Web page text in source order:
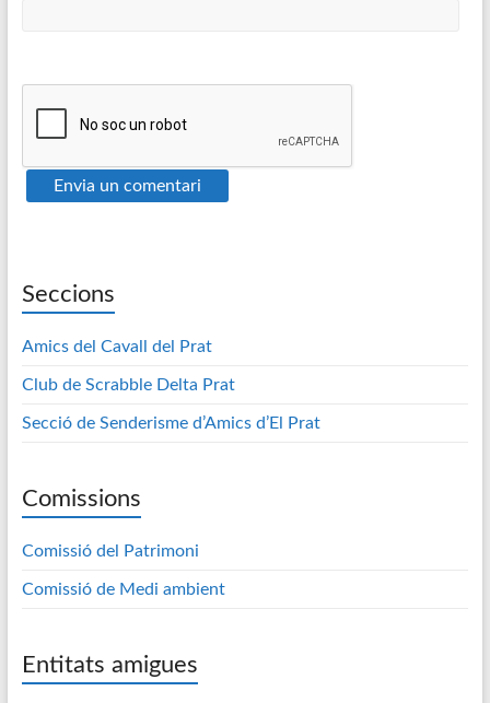
Seccions
Amics del Cavall del Prat
Club de Scrabble Delta Prat
Secció de Senderisme d’Amics d’El Prat
Comissions
Comissió del Patrimoni
Comissió de Medi ambient
Entitats amigues